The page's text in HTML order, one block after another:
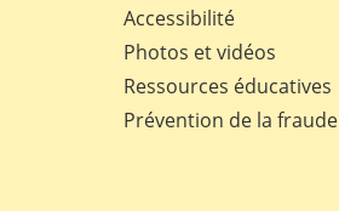
Accessibilité
Photos et vidéos
Ressources éducatives
Prévention de la fraude